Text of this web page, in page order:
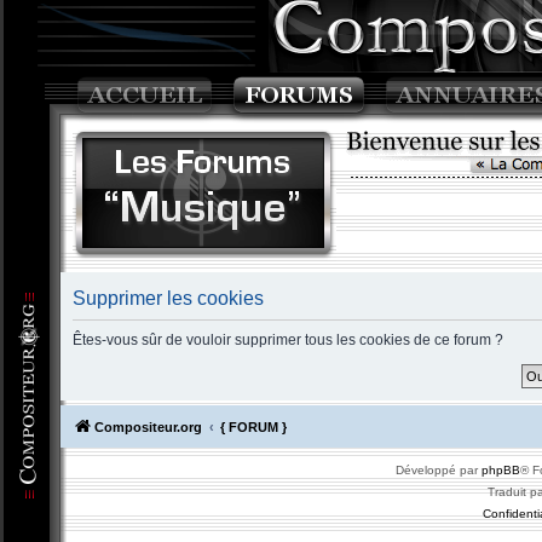
Supprimer les cookies
Êtes-vous sûr de vouloir supprimer tous les cookies de ce forum ?
Compositeur.org { FORUM }
Développé parphpBB®
Traduit